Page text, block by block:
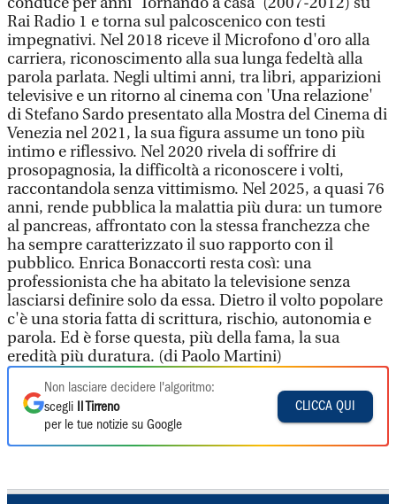
Non lasciare decidere l'algoritmo:
scegli
Il Tirreno
per le tue notizie su Google
CLICCA QUI